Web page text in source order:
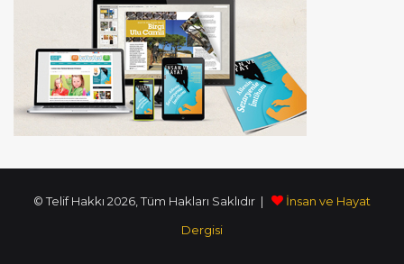
© Telif Hakkı 2026, Tüm Hakları Saklıdır |
İnsan ve Hayat
Dergisi